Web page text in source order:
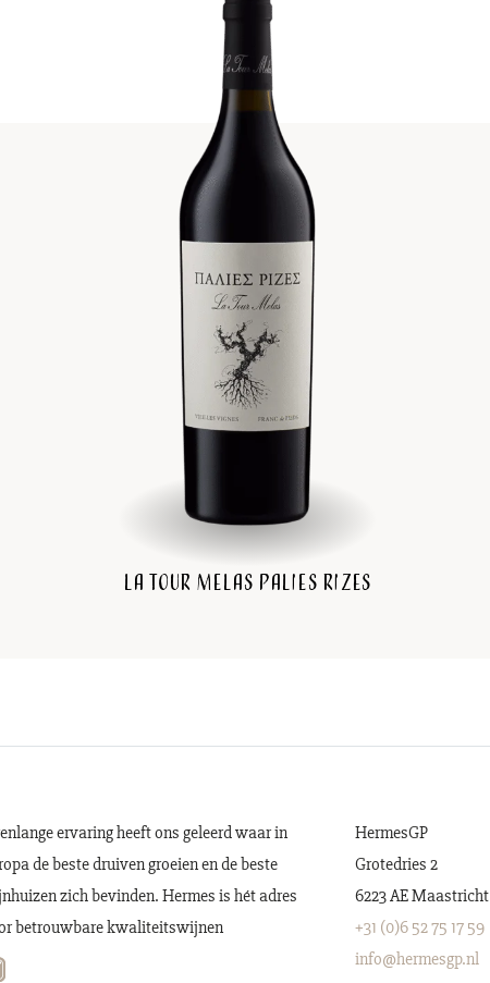
La Tour Melas Palies Rizes
ervaring heeft ons geleerd waar in
de beste druiven groeien en de beste
zich bevinden. Hermes is hét adres
betrouwbare kwaliteitswijnen
HermesGP
Grotedries 2
6223 AE Maastricht
+31 (0)6 52 75 17 59
info@hermesgp.nl